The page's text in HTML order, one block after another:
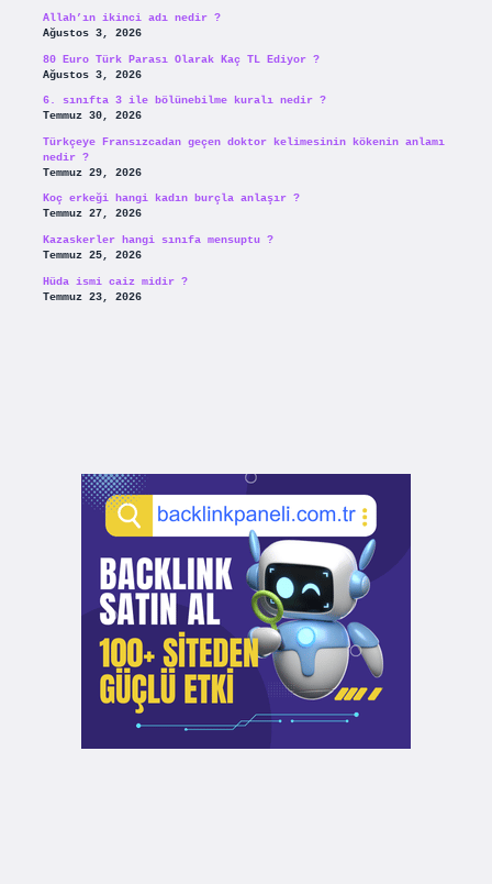
Allah’ın ikinci adı nedir ?
Ağustos 3, 2026
80 Euro Türk Parası Olarak Kaç TL Ediyor ?
Ağustos 3, 2026
6. sınıfta 3 ile bölünebilme kuralı nedir ?
Temmuz 30, 2026
Türkçeye Fransızcadan geçen doktor kelimesinin kökenin anlamı
nedir ?
Temmuz 29, 2026
Koç erkeği hangi kadın burçla anlaşır ?
Temmuz 27, 2026
Kazaskerler hangi sınıfa mensuptu ?
Temmuz 25, 2026
Hüda ismi caiz midir ?
Temmuz 23, 2026